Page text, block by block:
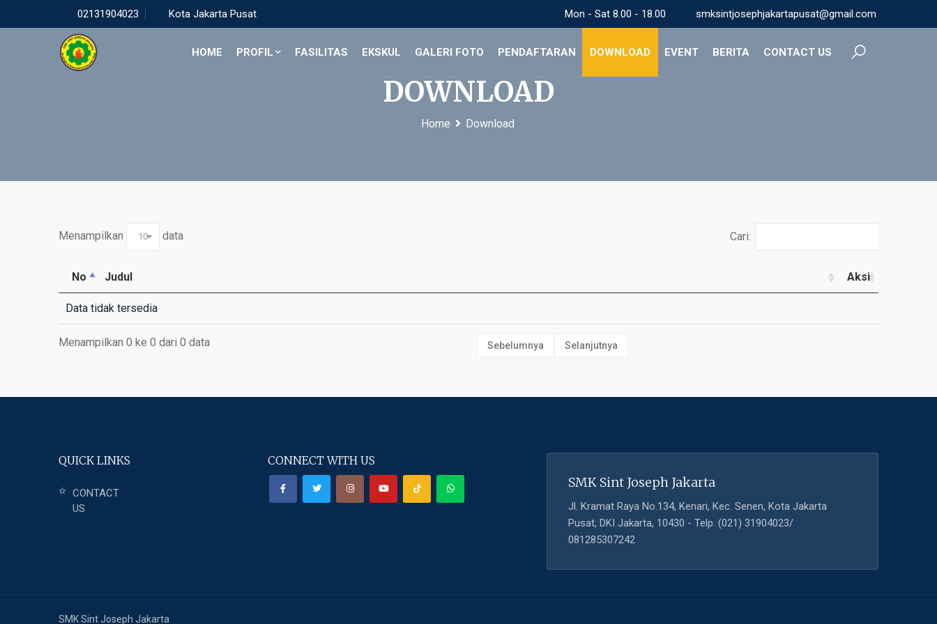
02131904023 Kota Jakarta Pusat Mon - Sat 8.00 - 18.00 smksintjosephjakartapusat@gmail.com
HOME PROFIL FASILITAS EKSKUL GALERI FOTO PENDAFTARAN DOWNLOAD EVENT BERITA CONTACT US
DOWNLOAD
Home Download
Menampilkan 10 data Cari:
No Judul Aksi
Data tidak tersedia
Menampilkan 0 ke 0 dari 0 data Sebelumnya Selanjutnya
QUICK LINKS
CONTACT
US
CONNECT WITH US
SMK Sint Joseph Jakarta
Jl. Kramat Raya No.134, Kenari, Kec. Senen, Kota Jakarta
Pusat, DKI Jakarta, 10430 - Telp. (021) 31904023/
081285307242
SMK Sint Joseph Jakarta